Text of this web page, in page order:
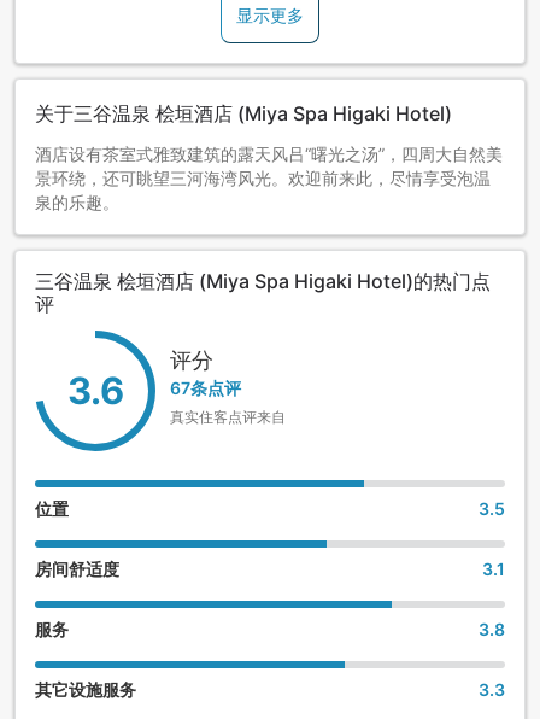
显示更多
关于三谷温泉 桧垣酒店 (Miya Spa Higaki Hotel)
酒店设有茶室式雅致建筑的露天风吕“曙光之汤”，四周大自然美
景环绕，还可眺望三河海湾风光。欢迎前来此，尽情享受泡温
泉的乐趣。
三谷温泉 桧垣酒店 (Miya Spa Higaki Hotel)的热门点
评
3.6
评分
67条点评
真实住客点评来自
位置 3.5
房间舒适度 3.1
服务 3.8
其它设施服务 3.3